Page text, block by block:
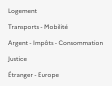
Logement
Transports - Mobilité
Argent - Impôts - Consommation
Justice
Étranger - Europe